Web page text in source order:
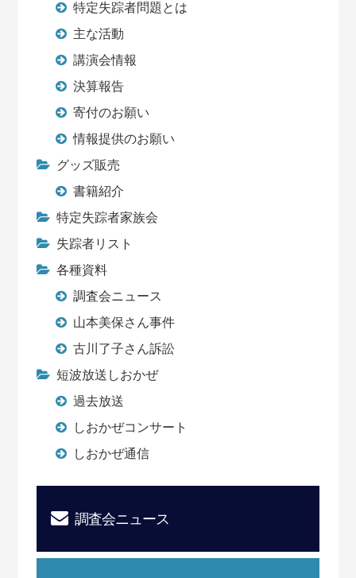
特定失踪者問題とは
主な活動
講演会情報
決算報告
寄付のお願い
情報提供のお願い
グッズ販売
書籍紹介
特定失踪者家族会
失踪者リスト
各種資料
調査会ニュース
山本美保さん事件
古川了子さん訴訟
短波放送しおかぜ
過去放送
しおかぜコンサート
しおかぜ通信
調査会ニュース